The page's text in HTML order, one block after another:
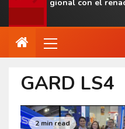
regional con el
GARD LS4
2 min read